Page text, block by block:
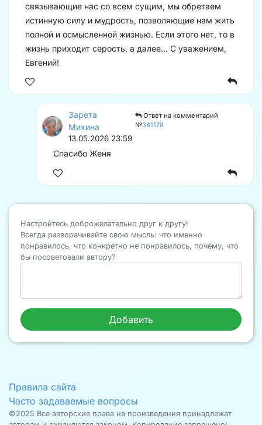
связывающие нас со всем сущим, мы обретаем
истинную силу и мудрость, позволяющие нам жить
полной и осмысленной жизнью. Если этого нет, то в
жизнь приходит серость, а далее... С уважением,
Евгений!
Зарета
Михина
Ответ на комментарий
№341178
13.05.2026 23:59
Спасибо Женя
Настройтесь доброжелательно друг к другу!
Всегда разворачивайте свою мысль: что именно
понравилось, что конкретно не понравилось, почему, что
бы посоветовали автору?
Правила сайта
Часто задаваемые вопросы
©2025 Все авторские права на произведения принадлежат